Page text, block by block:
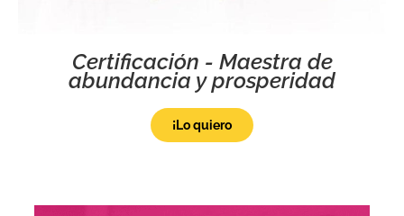
Certificación - Maestra de
abundancia y prosperidad
¡Lo quiero